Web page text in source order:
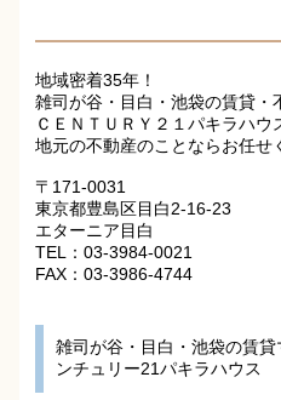
地域密着35年！
雑司が谷・目白・池袋の賃貸・
ＣＥＮＴＵＲＹ２１パキラハウ
地元の不動産のことならお任せ
〒171-0031
東京都豊島区目白2-16-23
エターニア目白
TEL：03-3984-0021
FAX：03-3986-4744
雑司が谷・目白・池袋の賃
ンチュリー21パキラハウス